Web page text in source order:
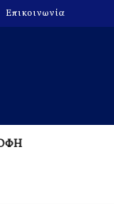
Επικοινωνία